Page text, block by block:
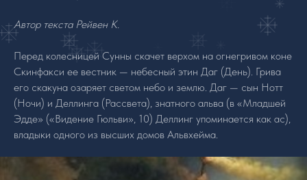
Автор текста Рейвен К.
Перед колесницей Сунны скачет верхом на огнегривом коне
Скинфакси ее вестник — небесный этин Даг (День). Грива
его скакуна озаряет светом небо и землю. Даг — сын Нотт
(Ночи) и Деллинга (Рассвета), знатного альва (в «Младшей
Эдде» («Видение Гюльви», 10) Деллинг упоминается как ас),
владыки одного из высших домов Альвхейма.